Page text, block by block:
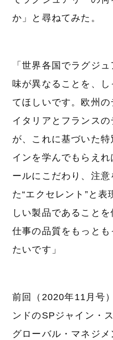
か」と尋ねてみた。
「世界各国でラグジ
味が異なることを、し
てほしいです。欧州
イタリアとフランス
が、これに基づいた
インを学んでもらえ
ールにこだわり、注意
た“エクセレント”と表
しい製品であることを
仕事の品質をもっとも
たいです」
前回（2020年11月号
ンドのSPジャイン・
グローバル・マネジ